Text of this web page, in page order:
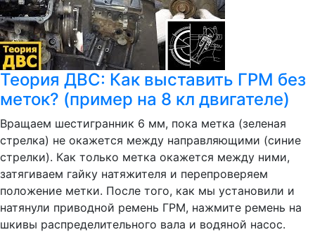
Теория ДВС: Как выставить ГРМ без
меток? (пример на 8 кл двигателе)
Вращаем шестигранник 6 мм, пока метка (зеленая
стрелка) не окажется между направляющими (синие
стрелки). Как только метка окажется между ними,
затягиваем гайку натяжителя и перепроверяем
положение метки. После того, как мы установили и
натянули приводной ремень ГРМ, нажмите ремень на
шкивы распределительного вала и водяной насос.